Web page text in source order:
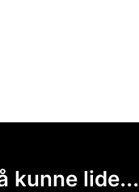
kunne lide...